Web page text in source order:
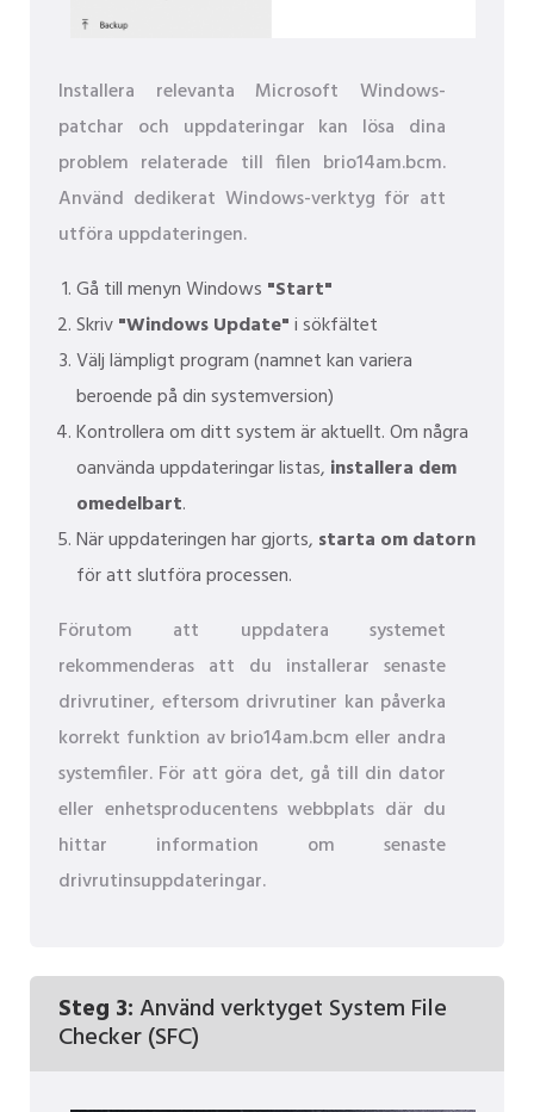
Installera relevanta Microsoft Windows-
patchar och uppdateringar kan lösa dina
problem relaterade till filen brio14am.bcm.
Använd dedikerat Windows-verktyg för att
utföra uppdateringen.
Gå till menyn Windows "Start"
Skriv"Windows Update"i sökfältet
Välj lämpligt program (namnet kan variera
beroende på din systemversion)
Kontrollera om ditt system är aktuellt. Om några
oanvända uppdateringar listas, installera dem
omedelbart.
När uppdateringen har gjorts, starta om datorn
för att slutföra processen.
Förutom att uppdatera systemet
rekommenderas att du installerar senaste
drivrutiner, eftersom drivrutiner kan påverka
korrekt funktion av brio14am.bcm eller andra
systemfiler. För att göra det, gå till din dator
eller enhetsproducentens webbplats där du
hittar information om senaste
drivrutinsuppdateringar.
Steg 3:Använd verktyget System File
Checker (SFC)